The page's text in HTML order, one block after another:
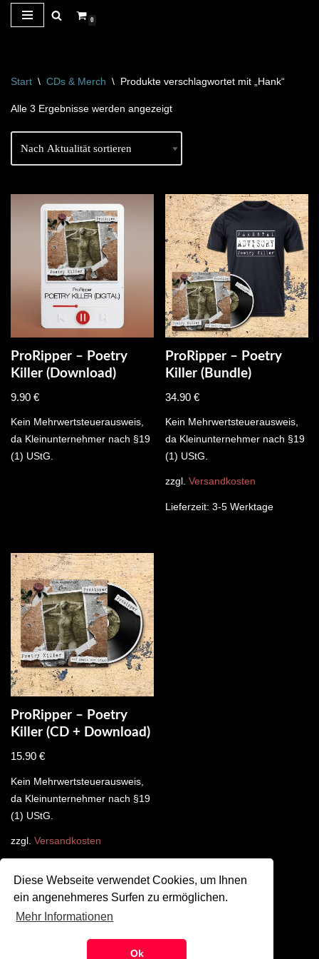
Diese Webseite verwendet Cookies, um Ihnen
ein angenehmeres Surfen zu ermöglichen.
Mehr Informationen
Ok
0
Start \ CDs & Merch \ Produkte verschlagwortet mit „Hank“
Alle 3 Ergebnisse werden angezeigt
ProRipper – Poetry
Killer (Download)
9.90 €
Kein Mehrwertsteuerausweis,
da Kleinunternehmer nach §19
(1) UStG.
ProRipper – Poetry
Killer (Bundle)
34.90€
Kein Mehrwertsteuerausweis,
da Kleinunternehmer nach §19
(1) UStG.
zzgl.Versandkosten
Lieferzeit:3-5 Werktage
ProRipper – Poetry
Killer (CD + Download)
15.90 €
Kein Mehrwertsteuerausweis,
da Kleinunternehmer nach §19
(1) UStG.
zzgl. Versandkosten